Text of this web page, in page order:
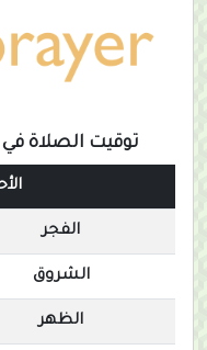
توقيت الصلاة في
الأحد
الفجر
الشروق
الظهر